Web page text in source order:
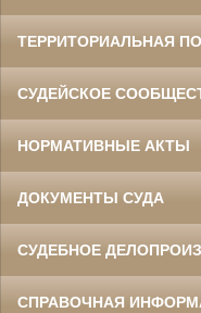
ТЕРРИТОРИАЛЬНАЯ
СУДЕЙСКОЕ
НОРМАТИВНЫЕ АКТЫ
ДОКУМЕНТЫ СУДА
СУДЕБНОЕ
СПРАВОЧНАЯ